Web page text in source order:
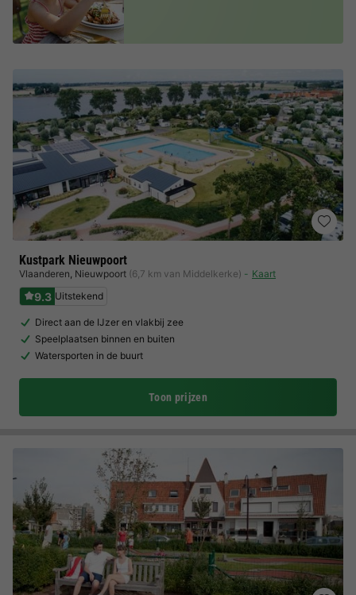
Kustpark Nieuwpoort
Vlaanderen, Nieuwpoort (6,7 km van Middelkerke) Kaart
9.3 Uitstekend
Direct aan de IJzer en vlakbij zee
Speelplaatsen binnen en buiten
Watersporten in de buurt
Toon prijzen